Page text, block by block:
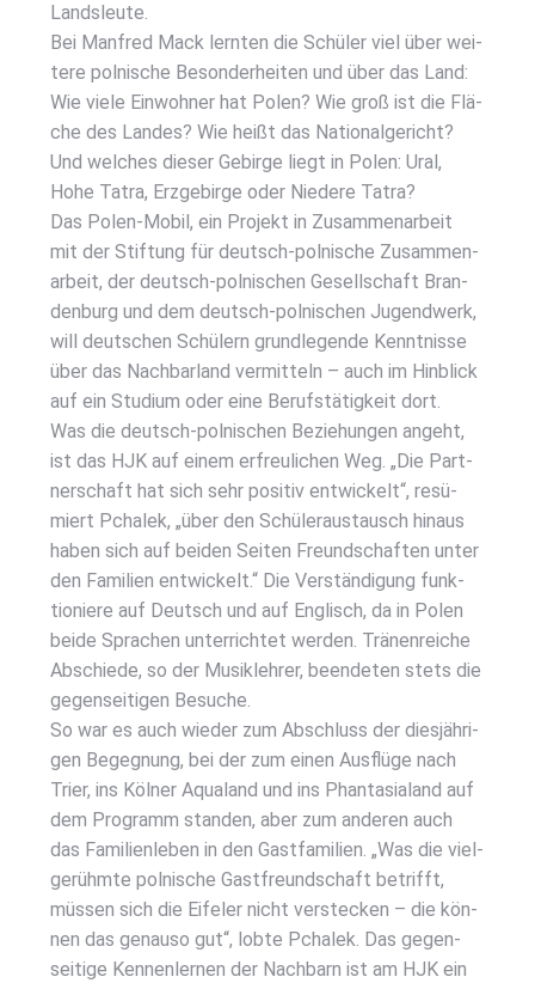
Lands­leu­te.
Bei Man­fred Mack lern­ten die Schü­ler viel über wei­
te­re pol­ni­sche Beson­der­hei­ten und über das Land:
Wie vie­le Ein­woh­ner hat Polen? Wie groß ist die Flä­
che des Lan­des? Wie heißt das Natio­nal­ge­richt?
Und wel­ches die­ser Gebir­ge liegt in Polen: Ural,
Hohe Tatra, Erz­ge­bir­ge oder Nie­de­re Tatra?
Das Polen-Mobil, ein Pro­jekt in Zusam­men­ar­beit
mit der Stif­tung für deutsch-pol­ni­sche Zusam­men­
ar­beit, der deutsch-pol­ni­schen Gesell­schaft Bran­
den­burg und dem deutsch-pol­ni­schen Jugend­werk,
will deut­schen Schü­lern grund­le­gen­de Kennt­nis­se
über das Nach­bar­land ver­mit­teln – auch im Hin­blick
auf ein Stu­di­um oder eine Berufs­tä­tig­keit dort.
Was die deutsch-pol­ni­schen Bezie­hun­gen angeht,
ist das HJK auf einem erfreu­li­chen Weg. „Die Part­
ner­schaft hat sich sehr posi­tiv ent­wi­ckelt“, resü­
miert Pcha­lek, „über den Schü­ler­aus­tausch hin­aus
haben sich auf bei­den Sei­ten Freund­schaf­ten unter
den Fami­li­en ent­wi­ckelt.“ Die Ver­stän­di­gung funk­
tio­nie­re auf Deutsch und auf Eng­lisch, da in Polen
bei­de Spra­chen unter­rich­tet wer­den. Trä­nen­rei­che
Abschie­de, so der Musik­leh­rer, been­de­ten stets die
gegen­sei­ti­gen Besu­che.
So war es auch wie­der zum Abschluss der dies­jäh­ri­
gen Begeg­nung, bei der zum einen Aus­flü­ge nach
Trier, ins Köl­ner Aqua­land und ins Phan­ta­sia­land auf
dem Pro­gramm stan­den, aber zum ande­ren auch
das Fami­li­en­le­ben in den Gast­fa­mi­li­en. „Was die viel­
ge­rühm­te pol­ni­sche Gast­freund­schaft betrifft,
müs­sen sich die Eife­l­er nicht ver­ste­cken – die kön­
nen das genau­so gut“, lob­te Pcha­lek. Das gegen­
sei­ti­ge Ken­nen­ler­nen der Nach­barn ist am HJK ein